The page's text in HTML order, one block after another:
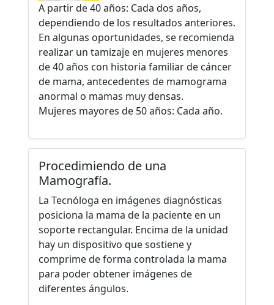
A partir de 40 años: Cada dos años,
dependiendo de los resultados anteriores.
En algunas oportunidades, se recomienda
realizar un tamizaje en mujeres menores
de 40 años con historia familiar de cáncer
de mama, antecedentes de mamograma
anormal o mamas muy densas.
Mujeres mayores de 50 años: Cada año.
Procedimiendo de una
Mamografía.
La Tecnóloga en imágenes diagnósticas
posiciona la mama de la paciente en un
soporte rectangular. Encima de la unidad
hay un dispositivo que sostiene y
comprime de forma controlada la mama
para poder obtener imágenes de
diferentes ángulos.